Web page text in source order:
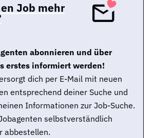
Job mehr
abonnieren und über
erstes informiert werden!
dich per E-Mail mit neuen
entsprechend deiner Suche und
Informationen zur Job-Suche.
selbstverständlich
abbestellen.